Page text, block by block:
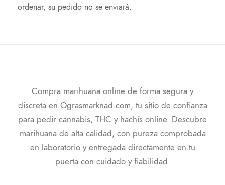
ordenar, su pedido no se enviará.
Compra marihuana online de forma segura y
discreta en Ograsmarknad.com, tu sitio de confianza
para pedir cannabis, THC y hachís online. Descubre
marihuana de alta calidad, con pureza comprobada
en laboratorio y entregada directamente en tu
puerta con cuidado y fiabilidad.